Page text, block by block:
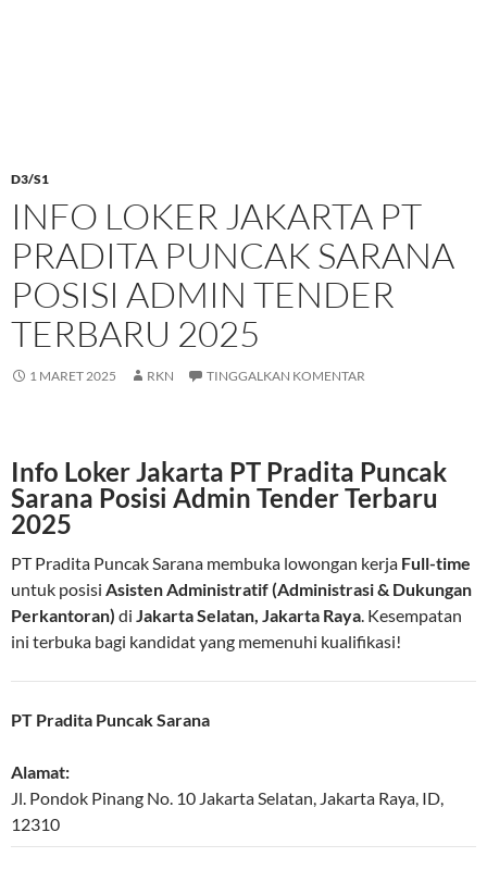
D3/S1
INFO LOKER JAKARTA PT
PRADITA PUNCAK SARANA
POSISI ADMIN TENDER
TERBARU 2025
1 MARET 2025 RKN TINGGALKAN KOMENTAR
Info Loker Jakarta PT Pradita Puncak
Sarana Posisi Admin Tender Terbaru
2025
PT Pradita Puncak Sarana membuka lowongan kerja Full-time
untuk posisi Asisten Administratif (Administrasi & Dukungan
Perkantoran) di Jakarta Selatan, Jakarta Raya. Kesempatan
ini terbuka bagi kandidat yang memenuhi kualifikasi!
PT Pradita Puncak Sarana
Alamat:
Jl. Pondok Pinang No. 10 Jakarta Selatan, Jakarta Raya, ID,
12310